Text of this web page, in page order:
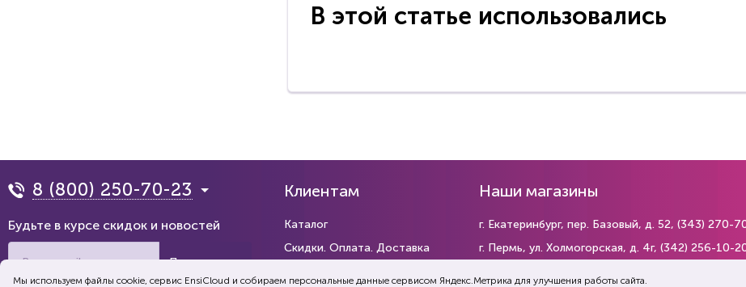
В этой статье использовались
8 (800) 250-70-23
Будьте в курсе скидок и новостей
Подписаться
Клиентам
Каталог
Скидки. Оплата. Доставка
Наши магазины
г. Екатеринбург, пер. Базовый, д. 52, (343) 270-
г. Пермь, ул. Холмогорская, д. 4г, (342) 256-10-
Мы используем файлы cookie, сервис EnsiСloud и собираем персональные данные сервисом Яндекс.Метрика для улучшения работы сайта.